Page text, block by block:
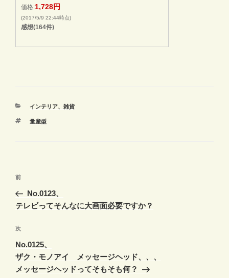
価格:1,728円
(2017/5/9 22:44時点)
感想(164件)
カ
ゴ
インテリア、雑貨
タ
量産型
投
ナ
ゲ
ー
シ
ョ
前
の
投
前
No.0123、
テレビってそんなに大画面必要ですか？
次
の
投
稿
次
No.0125、
ザク・モノアイ メッセージヘッド、、、
メッセージヘッドってそもそも何？